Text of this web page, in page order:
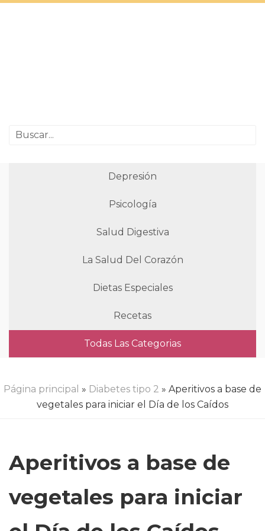
Depresión
Psicología
Salud Digestiva
La Salud Del Corazón
Dietas Especiales
Recetas
Todas Las Categorias
Página principal » Diabetes tipo 2 » Aperitivos a base de
vegetales para iniciar el Día de los Caídos
Aperitivos a base de
vegetales para iniciar